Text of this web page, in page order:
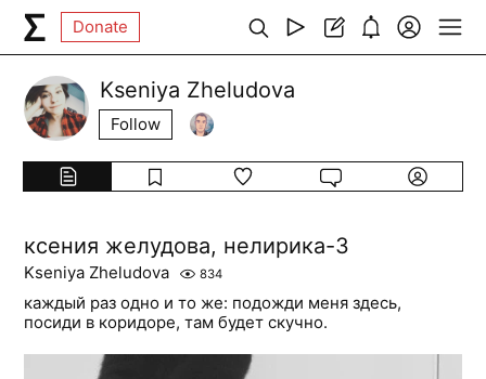
Donate
Kseniya Zheludova
Follow
ксения желудова, нелирика-3
Kseniya Zheludova 834
каждый раз одно и то же: подожди меня здесь,
посиди в коридоре, там будет скучно.